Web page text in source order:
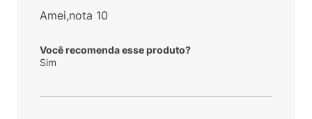
Amei,nota 10
Você recomenda esse produto?
Sim